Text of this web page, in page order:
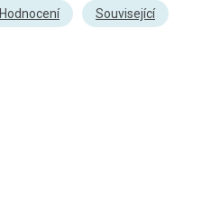
Hodnocení Související